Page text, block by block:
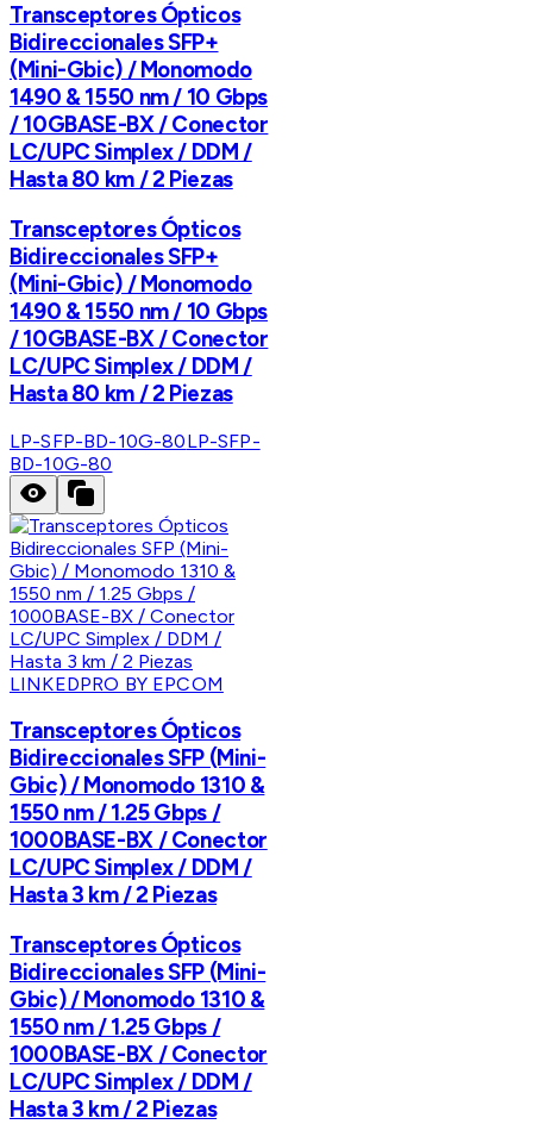
Transceptores Ópticos
Bidireccionales SFP+
(Mini-Gbic) / Monomodo
1490 & 1550 nm / 10 Gbps
/ 10GBASE-BX / Conector
LC/UPC Simplex / DDM /
Hasta 80 km / 2 Piezas
Transceptores Ópticos
Bidireccionales SFP+
(Mini-Gbic) / Monomodo
1490 & 1550 nm / 10 Gbps
/ 10GBASE-BX / Conector
LC/UPC Simplex / DDM /
Hasta 80 km / 2 Piezas
LP-SFP-BD-10G-80LP-SFP-
BD-10G-80
LINKEDPRO BY EPCOM
Transceptores Ópticos
Bidireccionales SFP (Mini-
Gbic) / Monomodo 1310 &
1550 nm / 1.25 Gbps /
1000BASE-BX / Conector
LC/UPC Simplex / DDM /
Hasta 3 km / 2 Piezas
Transceptores Ópticos
Bidireccionales SFP (Mini-
Gbic) / Monomodo 1310 &
1550 nm / 1.25 Gbps /
1000BASE-BX / Conector
LC/UPC Simplex / DDM /
Hasta 3 km / 2 Piezas